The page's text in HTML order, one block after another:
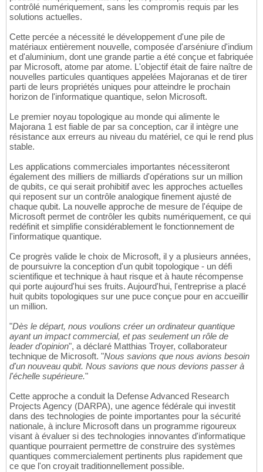
contrôlé numériquement, sans les compromis requis par les
solutions actuelles.
Cette percée a nécessité le développement d'une pile de
matériaux entièrement nouvelle, composée d'arséniure d'indium
et d'aluminium, dont une grande partie a été conçue et fabriquée
par Microsoft, atome par atome. L'objectif était de faire naître de
nouvelles particules quantiques appelées Majoranas et de tirer
parti de leurs propriétés uniques pour atteindre le prochain
horizon de l'informatique quantique, selon Microsoft.
Le premier noyau topologique au monde qui alimente le
Majorana 1 est fiable de par sa conception, car il intègre une
résistance aux erreurs au niveau du matériel, ce qui le rend plus
stable.
Les applications commerciales importantes nécessiteront
également des milliers de milliards d'opérations sur un million
de qubits, ce qui serait prohibitif avec les approches actuelles
qui reposent sur un contrôle analogique finement ajusté de
chaque qubit. La nouvelle approche de mesure de l'équipe de
Microsoft permet de contrôler les qubits numériquement, ce qui
redéfinit et simplifie considérablement le fonctionnement de
l'informatique quantique.
Ce progrès valide le choix de Microsoft, il y a plusieurs années,
de poursuivre la conception d'un qubit topologique - un défi
scientifique et technique à haut risque et à haute récompense
qui porte aujourd'hui ses fruits. Aujourd'hui, l'entreprise a placé
huit qubits topologiques sur une puce conçue pour en accueillir
un million.
"Dès le départ, nous voulions créer un ordinateur quantique
ayant un impact commercial, et pas seulement un rôle de
leader d'opinion", a déclaré Matthias Troyer, collaborateur
technique de Microsoft. "Nous savions que nous avions besoin
d'un nouveau qubit. Nous savions que nous devions passer à
l'échelle supérieure."
Cette approche a conduit la Defense Advanced Research
Projects Agency (DARPA), une agence fédérale qui investit
dans des technologies de pointe importantes pour la sécurité
nationale, à inclure Microsoft dans un programme rigoureux
visant à évaluer si des technologies innovantes d'informatique
quantique pourraient permettre de construire des systèmes
quantiques commercialement pertinents plus rapidement que
ce que l'on croyait traditionnellement possible.